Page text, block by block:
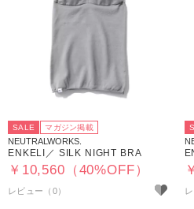
SALE マガジン掲載
NEUTRALWORKS.
ENKELI／ SILK NIGHT BRA
￥10,560（40%OFF）